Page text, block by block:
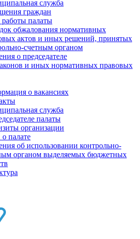
служба
граждан
палаты
обжалования нормативных
актов и иных решений, принятых
счетным органом
о председателе
и иных нормативных правовых
о вакансиях
служба
палаты
организации
палате
об использовании контрольно-
органом выделяемых бюджетных